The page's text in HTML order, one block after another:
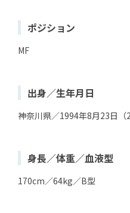
ポジション
MF
出身／生年月日
神奈川県／1994年8月23日（
身長／体重／血液型
170cm／64kg／B型